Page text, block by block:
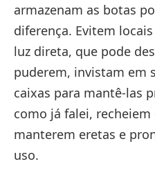
armazenam as botas
diferença. Evitem
luz direta, que pode
puderem, invistam em
caixas para mantê-las
como já falei, recheiem
manterem eretas e
uso.